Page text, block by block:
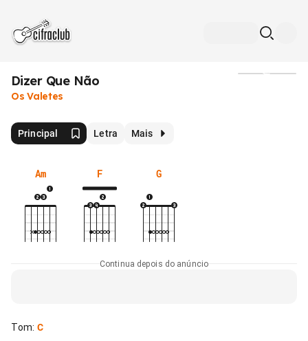
Dizer Que Não
Os Valetes
Principal Letra Mais
Am F G
Continua depois do anúncio
Tom: C